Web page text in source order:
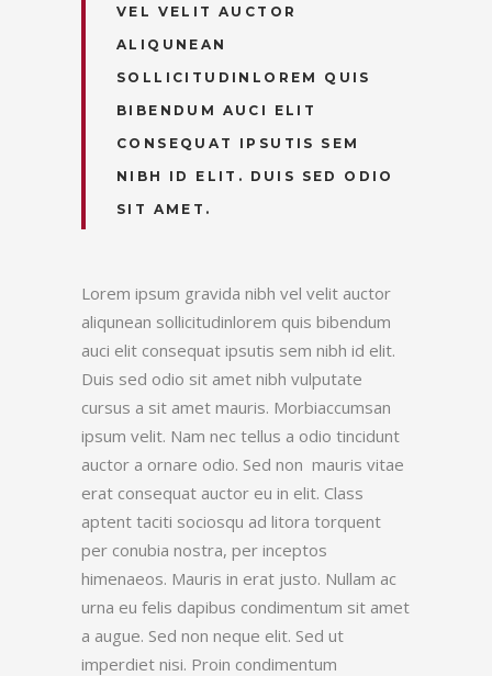
VEL VELIT AUCTOR
ALIQUNEAN
SOLLICITUDINLOREM QUIS
BIBENDUM AUCI ELIT
CONSEQUAT IPSUTIS SEM
NIBH ID ELIT. DUIS SED ODIO
SIT AMET.
Lorem ipsum gravida nibh vel velit auctor
aliqunean sollicitudinlorem quis bibendum
auci elit consequat ipsutis sem nibh id elit.
Duis sed odio sit amet nibh vulputate
cursus a sit amet mauris. Morbiaccumsan
ipsum velit. Nam nec tellus a odio tincidunt
auctor a ornare odio. Sed non mauris vitae
erat consequat auctor eu in elit. Class
aptent taciti sociosqu ad litora torquent
per conubia nostra, per inceptos
himenaeos. Mauris in erat justo. Nullam ac
urna eu felis dapibus condimentum sit amet
a augue. Sed non neque elit. Sed ut
imperdiet nisi. Proin condimentum